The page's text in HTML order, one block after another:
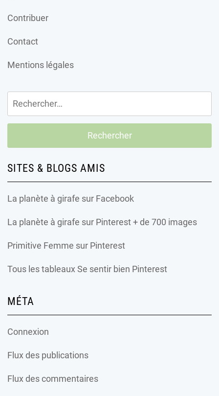
Contribuer
Contact
Mentions légales
Rechercher :
SITES & BLOGS AMIS
La planète à girafe sur Facebook
La planète à girafe sur Pinterest + de 700 images
Primitive Femme sur Pinterest
Tous les tableaux Se sentir bien Pinterest
MÉTA
Connexion
Flux des publications
Flux des commentaires